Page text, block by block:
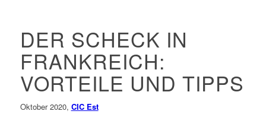
DER SCHECK IN
FRANKREICH:
VORTEILE UND TIPPS
Oktober 2020, CIC Est